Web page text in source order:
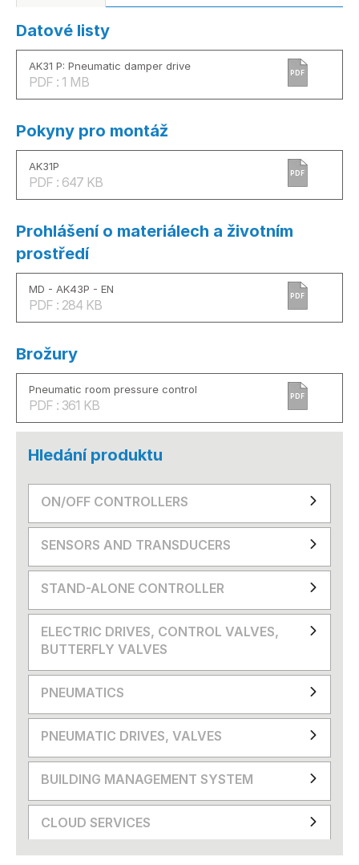
Datové listy
AK31 P: Pneumatic damper drive
PDF : 1 MB
PDF
Pokyny pro montáž
AK31P
PDF : 647 KB
PDF
Prohlášení o materiálech a životním
prostředí
MD - AK43P - EN
PDF : 284 KB
PDF
Brožury
Pneumatic room pressure control
PDF : 361 KB
PDF
Hledání produktu
ON/OFF CONTROLLERS
SENSORS AND TRANSDUCERS
STAND-ALONE CONTROLLER
ELECTRIC DRIVES, CONTROL VALVES,
BUTTERFLY VALVES
PNEUMATICS
PNEUMATIC DRIVES, VALVES
BUILDING MANAGEMENT SYSTEM
CLOUD SERVICES